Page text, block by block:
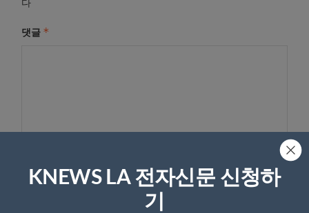
다
댓글 *
KNEWS LA 전자신문 신청하
기